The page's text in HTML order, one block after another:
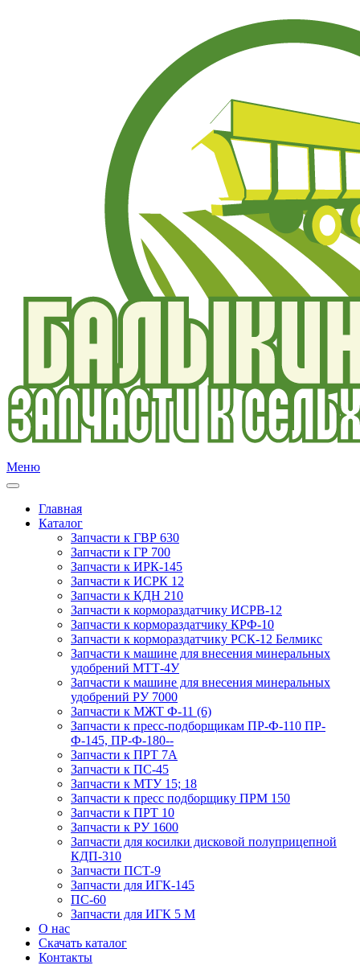
Меню
Главная
Каталог
Запчасти к ГВР 630
Запчасти к ГР 700
Запчасти к ИРК-145
Запчасти к ИСРК 12
Запчасти к КДН 210
Запчасти к кормораздатчику ИСРВ-12
Запчасти к кормораздатчику КРФ-10
Запчасти к кормораздатчику РСК-12 Белмикс
Запчасти к машине для внесения минеральных
удобрений МТТ-4У
Запчасти к машине для внесения минеральных
удобрений РУ 7000
Запчасти к МЖТ Ф-11 (6)
Запчасти к пресс-подборщикам ПР-Ф-110 ПР-
Ф-145, ПР-Ф-180--
Запчасти к ПРТ 7А
Запчасти к ПС-45
Запчасти к МТУ 15; 18
Запчасти к пресс подборщику ПРМ 150
Запчасти к ПРТ 10
Запчасти к РУ 1600
Запчасти для косилки дисковой полуприцепной
КДП-310
Запчасти ПСТ-9
Запчасти для ИГК-145
ПС-60
Запчасти для ИГК 5 М
О нас
Скачать каталог
Контакты